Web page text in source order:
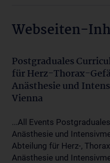
Webseiten-
Postgraduales
für Herz-Thorax-
Anästhesie und
Vienna
...All Events
Anästhesie und
Abteilung für Herz-,
Anästhesie und